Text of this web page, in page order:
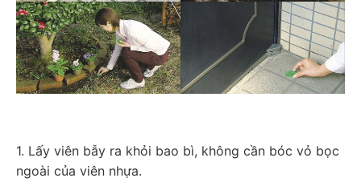
1. Lấy viên bẫy ra khỏi bao bì, không cần bóc vỏ bọc
ngoài của viên nhựa.